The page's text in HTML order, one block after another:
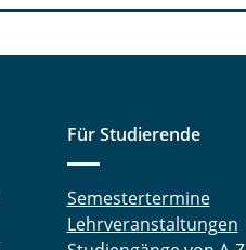
Für Studierende
Semestertermine
Lehrveranstaltungen